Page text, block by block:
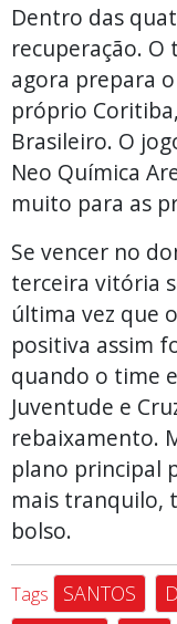
Dentro das
recuperação. O
agora prepara
próprio
Brasileiro. O
Neo Química
muito para as
Se vencer no
terceira vitória
última vez que
positiva assim
quando o time
Juventude e
rebaixamento.
plano principal
mais tranquilo,
bolso.
Tags SANTOS